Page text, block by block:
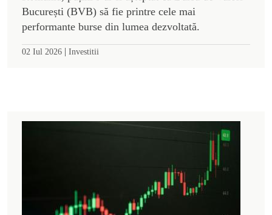
București (BVB) să fie printre cele mai
performante burse din lumea dezvoltată.
02 Iul 2026 | Investitii